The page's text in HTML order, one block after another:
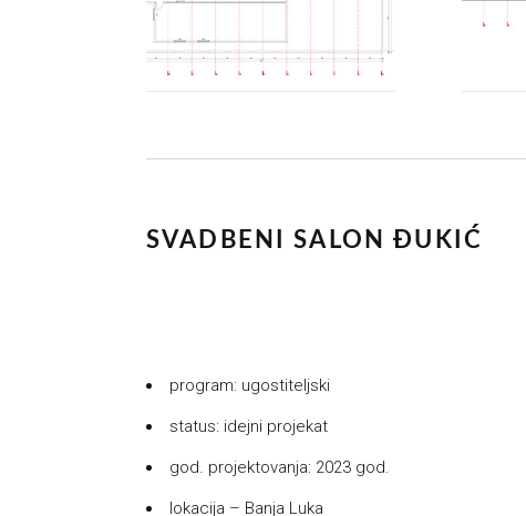
SVADBENI SALON ĐUKIĆ
program: ugostiteljski
status: idejni projekat
god. projektovanja: 2023 god.
lokacija – Banja Luka